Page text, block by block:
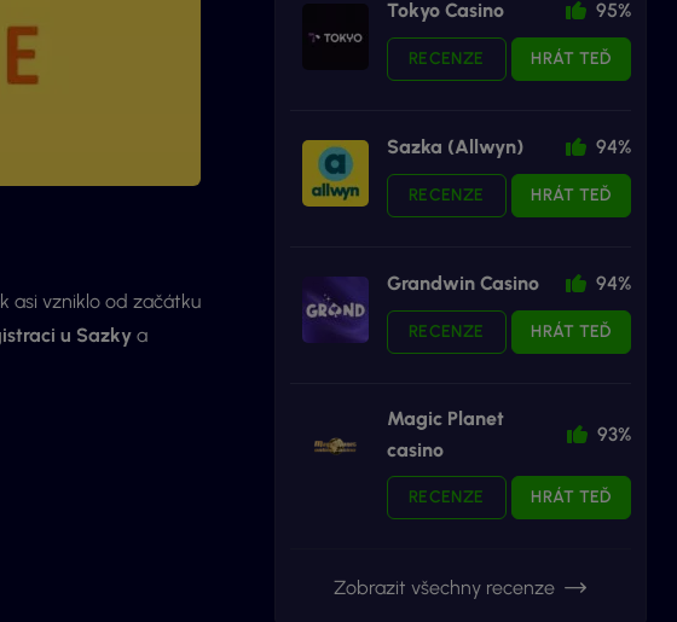
asi vzniklo od začátku
u Sazky a
Tokyo Casino 95%
RECENZE HRÁT TEĎ
Sazka (Allwyn) 94%
RECENZE HRÁT TEĎ
Grandwin Casino 94%
RECENZE HRÁT TEĎ
Magic Planet
casino
93%
RECENZE HRÁT TEĎ
Zobrazit všechny recenze